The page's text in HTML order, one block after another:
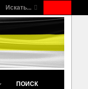
Искать...
ПОИСК